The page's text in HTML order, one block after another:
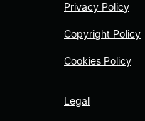
Privacy Policy
Copyright Policy
Cookies Policy
Legal